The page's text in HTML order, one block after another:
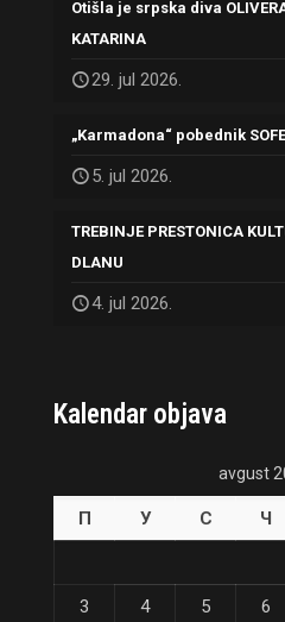
Otišla je srpska diva
KATARINA
29. jul 2026.
„Karmadona“ pobednik
5. jul 2026.
TREBINJE PRESTONICA
DLANU
4. jul 2026.
Kalendar objava
avgust
П У С Ч
3 4 5 6